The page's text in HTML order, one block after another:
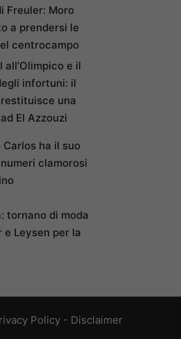
Freuler: Moro
a prendersi le
centrocampo
all’Olimpico e il
infortuni: il
una
El Azzouzi
Carlos ha il suo
clamorosi
tornano di moda
e Leysen per la
Policy- Disclaimer